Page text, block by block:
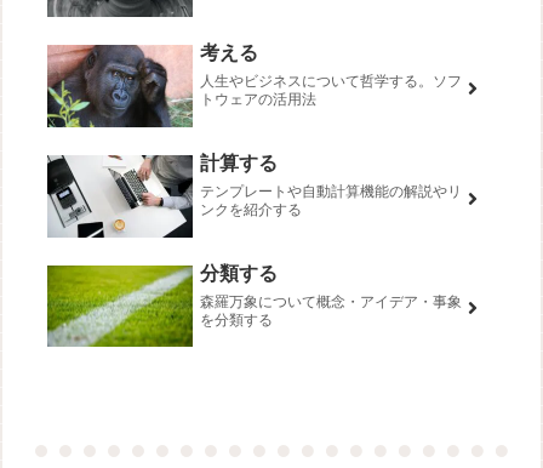
考える
人生やビジネスについて哲学する。ソフ
トウェアの活用法
計算する
テンプレートや自動計算機能の解説やリ
ンクを紹介する
分類する
森羅万象について概念・アイデア・事象
を分類する